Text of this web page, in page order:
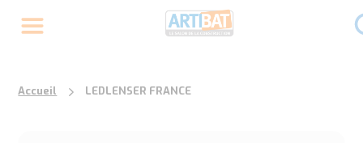
Accueil LEDLENSER FRANCE